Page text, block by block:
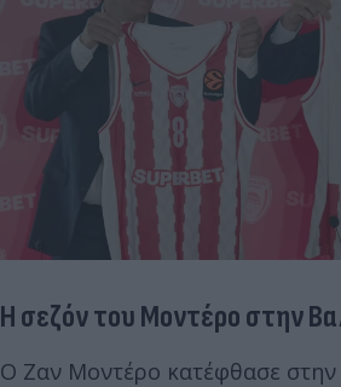
Η σεζόν του Μοντέρο στην
Ο Ζαν Μοντέρο κατέφθασε